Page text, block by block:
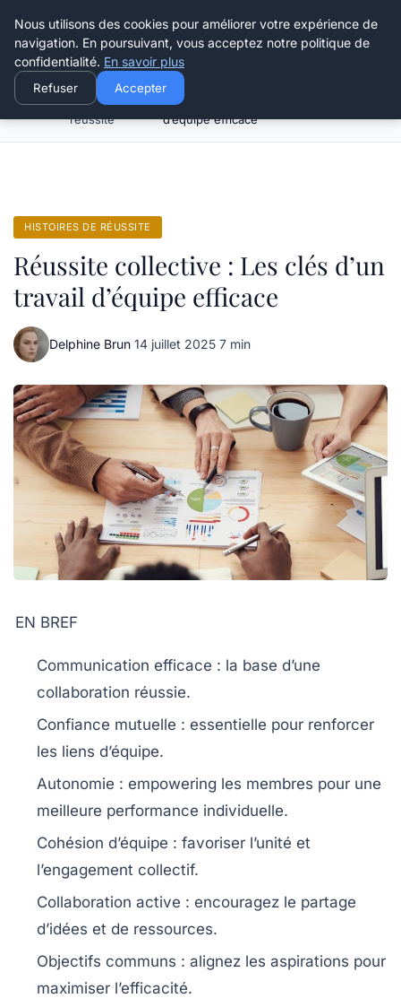
Henry Panky
Histoires de
réussite
Réussite collective : Les clés d’un travail
d’équipe efficace
HISTOIRES DE RÉUSSITE
Réussite collective : Les clés d’un
travail d’équipe efficace
Delphine Brun·14 juillet 2025·7 min
EN BREF
Communication efficace : la base d’une
collaboration réussie.
Confiance mutuelle : essentielle pour renforcer
les liens d’équipe.
Autonomie : empowering les membres pour une
meilleure performance individuelle.
Cohésion d’équipe : favoriser l’unité et
l’engagement collectif.
Collaboration active : encouragez le partage
d’idées et de ressources.
Objectifs communs : alignez les aspirations pour
maximiser l’efficacité.
Nous utilisons des cookies pour améliorer votre expérience de
navigation. En poursuivant, vous acceptez notre politique de
confidentialité. En savoir plus
Refuser Accepter